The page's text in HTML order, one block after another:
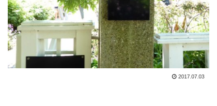
2017.07.03